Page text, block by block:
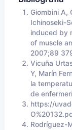
Giombini A,
Ichinoseki-
induced by
of muscle
2007;89
Vicuña
Y, Marín
la
de
https://
Rodríguez-